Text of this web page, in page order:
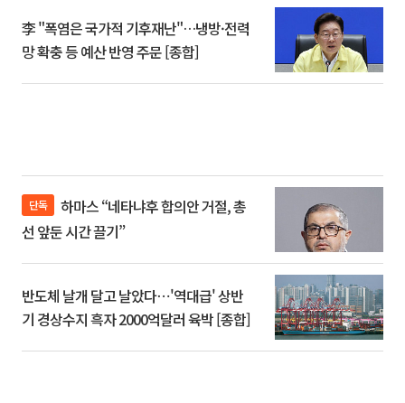
李 "폭염은 국가적 기후재난"…냉방·전력
망 확충 등 예산 반영 주문 [종합]
단독
선 앞둔 시간 끌기”
반도체 날개 달고 날았다⋯'역대급' 상반
기 경상수지 흑자 2000억달러 육박 [종합]